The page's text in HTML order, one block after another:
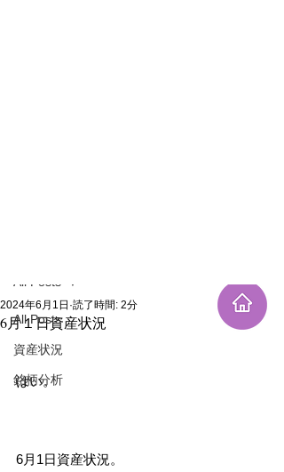
All Posts
資産状況
銘柄分析
All Posts
6月１日資産状況
2024年6月1日 読了時間: 2分
はい。
6月1日資産状況。